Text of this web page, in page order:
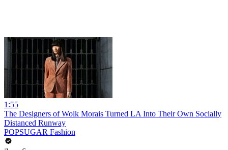
1:55
The Designers of Wolk Morais Turned LA Into Their Own Socially
Distanced Runway
POPSUGAR Fashion